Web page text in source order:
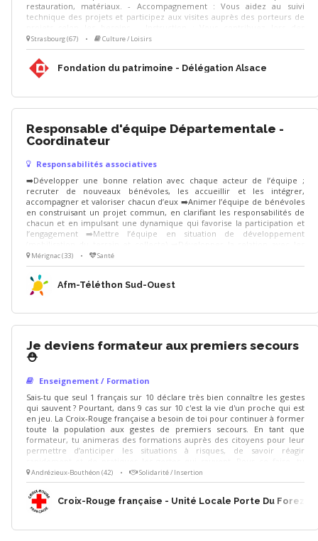
restauration, matériaux. - Accompagnement : Vous aidez au suivi
technique des projets et participez aux visites auprès des porteurs de
réunions et comités à l'instruction des dossiers et facilitez les relations
avec les partenaires (DRAC, Architectes des Bâtiments de France, UDAP).
- Sensibilisation : Vous partagez les bonnes pratiques au sein de l'équipe
régionale.
Strasbourg (67) • Culture / Loisirs
Fondation du patrimoine - Délégation Alsace
Responsable d'équipe Départementale -
Coordinateur
Responsabilités associatives
➡️Développer une bonne relation avec chaque acteur de l’équipe ;
recruter de nouveaux bénévoles, les accueillir et les intégrer,
accompagner et valoriser chacun d’eux ➡️Animer l’équipe de bénévoles
en construisant un projet commun, en clarifiant les responsabilités de
chacun et en impulsant une dynamique qui favorise la participation et
l’engagement ➡️Mettre l’équipe en situation de développement
partenaires locaux
Mérignac (33) • Santé
Afm-Téléthon Sud-Ouest
Je deviens formateur aux premiers secours
⛑️
Enseignement / Formation
Sais-tu que seul 1 français sur 10 déclare très bien connaître les gestes
qui sauvent ? Pourtant, dans 9 cas sur 10 c'est la vie d'un proche qui est
en jeu. La Croix-Rouge française a besoin de toi pour continuer à former
toute la population aux gestes de premiers secours. En tant que
formateur, tu animeras des formations auprès des citoyens pour leur
permettre d’anticiper les situations à risques, de savoir réagir
seras formé·e gratuitement au PSC1 et à la pédagogie de formateur. Tu
aimes transmettre des connaissances et accompagner les personnes
dans leur apprentissage ? Cette mission est faite pour toi 😀
Andrézieux-Bouthéon (42) • Solidarité / Insertion
Croix-Rouge française - Unité Locale Porte Du Forez